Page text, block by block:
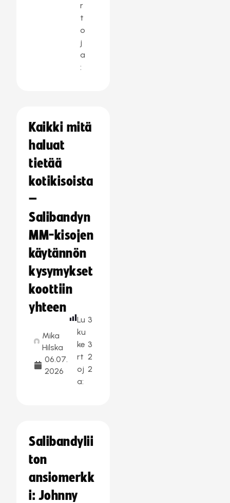
r
t
o
j
a
:
Kaikki mitä
haluat
tietää
kotikisoista
–
Salibandyn
MM-kisojen
käytännön
kysymykset
koottiin
yhteen
Mika
Hilska
06.07.
2026
Lu
ku
ke
rt
oj
a:
3
3
2
2
Salibandylii
ton
ansiomerkk
i: Johnny